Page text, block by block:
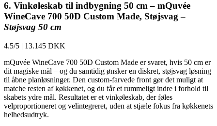
6. Vinkøleskab til indbygning 50 cm – mQuvée
WineCave 700 50D Custom Made, Støjsvag –
Støjsvag 50 cm
4.5/5 | 13.145 DKK
mQuvée WineCave 700 50D Custom Made er svaret, hvis 50 cm er
dit magiske mål – og du samtidig ønsker en diskret, støjsvag løsning
til åbne planløsninger. Den custom-farvede front gør det muligt at
matche resten af køkkenet, og du får et rummeligt indre i forhold til
skabets ydre mål. Resultatet er et vinkøleskab, der føles
velproportioneret og velintegreret, uden at stjæle fokus fra køkkenets
helhedsudtryk.